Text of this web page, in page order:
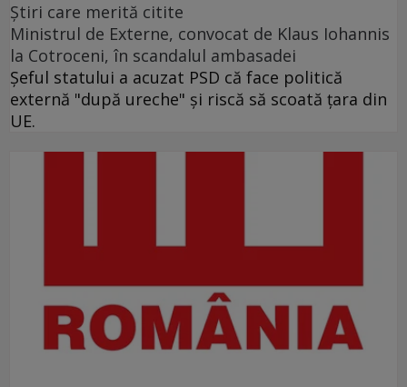
Ştiri care merită citite
Ministrul de Externe, convocat de Klaus Iohannis
la Cotroceni, în scandalul ambasadei
Şeful statului a acuzat PSD că face politică
externă "după ureche" şi riscă să scoată ţara din
UE.